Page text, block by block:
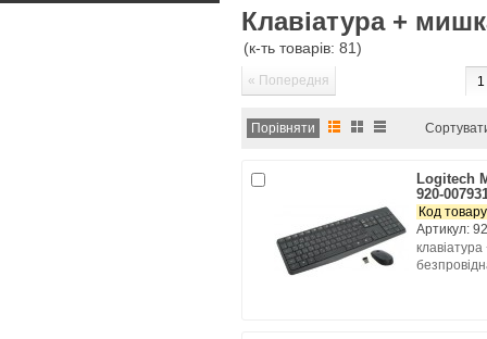
Клавіатура +
(к-ть товарів: 81)
« Попередня 1
Logitech
920-
Код
Артикул: